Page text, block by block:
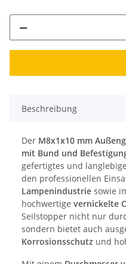
Beschreibung
Der M8x1x10 mm
mit Bund und
gefertigtes und
den professionellen
Lampenindustrie sowie
hochwertige vernickelte
Seilstopper nicht nur
sondern bietet auch
Korrosionsschutz und